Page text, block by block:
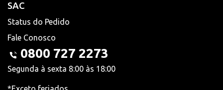
SAC
Status do Pedido
Fale Conosco
0800 727 2273
Segunda à sexta 8:00 às 18:00